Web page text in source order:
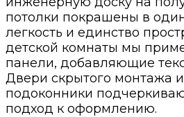
потолки покрашены в
легкость и единство
детской комнаты мы
панели, добавляющие
Двери скрытого монтажа
подоконники
подход к оформлению.